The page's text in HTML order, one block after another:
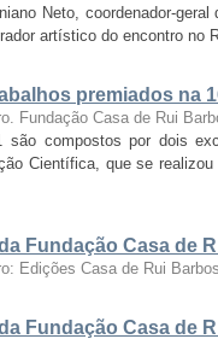
Neto, coordenador-
artístico do encontro no
premiados na
Fundação Casa de Rui
compostos por dois
Científica, que se
Fundação Casa de
Edições Casa de Rui
Fundação Casa de